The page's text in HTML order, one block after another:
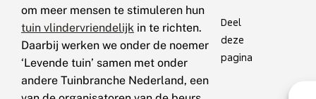
om meer mensen te stimuleren hun
tuin vlindervriendelijk in te richten.
Daarbij werken we onder de noemer
‘Levende tuin’ samen met onder
andere Tuinbranche Nederland, een
Deel
deze
pagina